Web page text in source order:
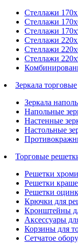
Стеллажи
Стеллажи
Стеллажи
Стеллажи
Стеллажи
Стеллажи
Зеркала торговые
Зеркала
Напольные
Настенные
Настольные
Торговые
Решетки
Решетки
Решетки
Крючки для
Кронштейны
Аксессуары
Корзины для
Сетчатое